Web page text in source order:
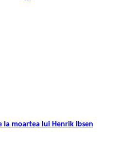
la moartea lui Henrik Ibsen